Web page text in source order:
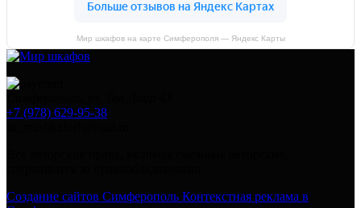
Мир шкафов на карте Симферополя — Яндекс Карты
+7 (978) 629-95-38
Создание сайтов Симферополь Контекстная реклама в